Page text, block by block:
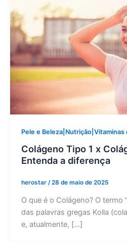
Pele e Beleza|Nutrição|Vitaminas
Colágeno Tipo 1 x
Entenda a diferença
herostar /28 de maio de 2025
O que é o Colágeno? O termo
das palavras gregas Kolla
e, atualmente, […]